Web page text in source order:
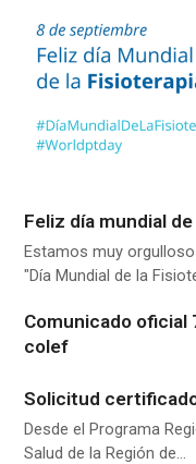
Feliz día mundial
Estamos muy
"Día Mundial de la
Comunicado oficial
colef
Solicitud
Desde el Programa
Salud de la Región de…